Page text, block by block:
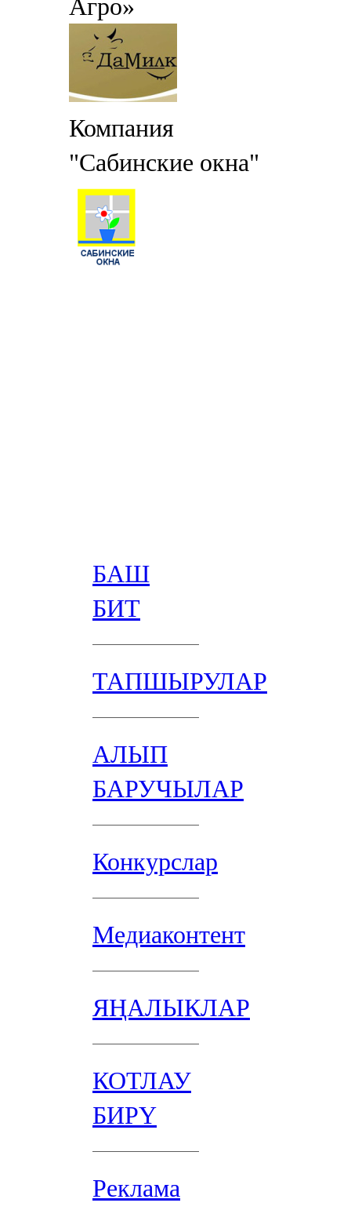
Агро»
Компания
"Сабинские окна"
БАШ
БИТ
ТАПШЫРУЛАР
АЛЫП
БАРУЧЫЛАР
Конкурслар
Медиаконтент
ЯҢАЛЫКЛАР
КОТЛАУ
БИРҮ
Реклама